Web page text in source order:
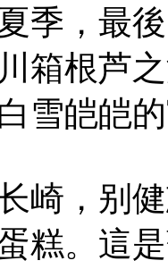
季，最
箱根芦
雪皑皑
崎，别
。這是